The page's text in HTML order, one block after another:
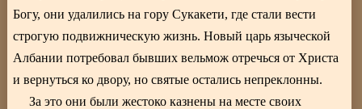
Богу, они удалились на гору Сукакети, где стали вести
строгую подвижническую жизнь. Новый царь языческой
Албании потребовал бывших вельмож отречься от Христа
и вернуться ко двору, но святые остались непреклонны.
За это они были жестоко казнены на месте своих